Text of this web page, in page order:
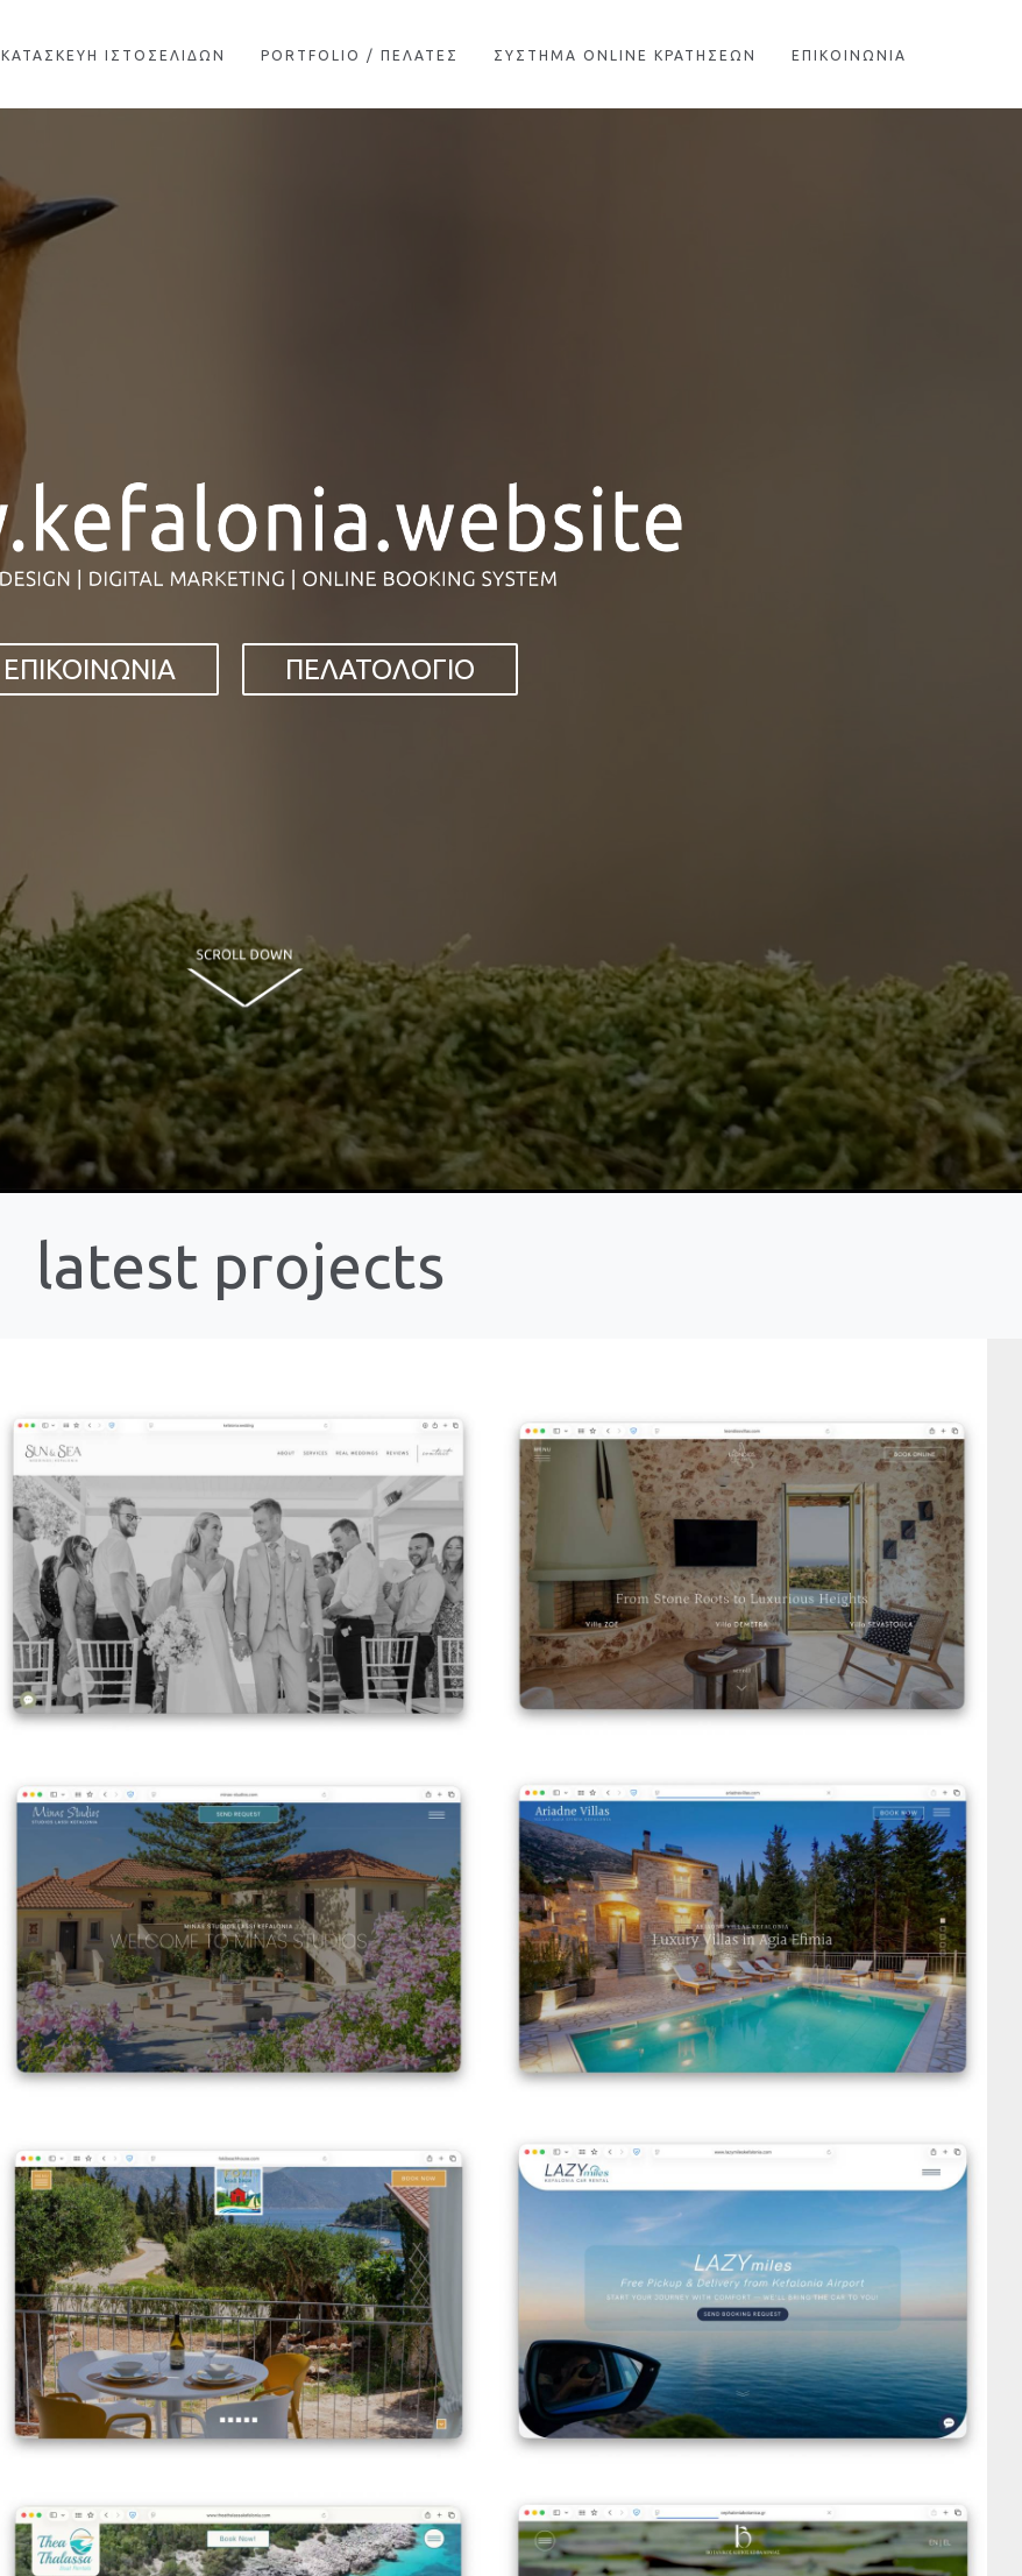
ΚΑΤΑΣΚΕΥΗ ΙΣΤΟΣΕΛΙΔΩΝ PORTFOLIO / ΠΕΛΑΤΕΣ ΣΥΣΤΗΜΑ ONLINE ΚΡΑΤΗΣΕΩΝ ΕΠΙΚΟΙΝΩΝΙΑ
ΕΠΙΚΟΙΝΩΝΙΑ ΠΕΛΑΤΟΛΟΓΙΟ
latest projects
Kefalonia Wedding
VIEW DETAILS
Leondios Villas
VIEW DETAILS
Minas Studios
VIEW DETAILS
Ariadne Villas
VIEW DETAILS
Foki Beach House
VIEW DETAILS
Lazy Miles Kefalonia
VIEW DETAILS
Thea Thalassa Kefalonia Cephalonia Botanica